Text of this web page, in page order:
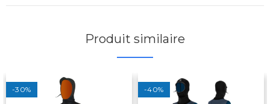
Produit similaire
-30% -40%